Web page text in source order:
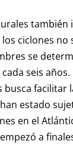
también
ciclones no
se
seis
facilitar
estado
en el
a